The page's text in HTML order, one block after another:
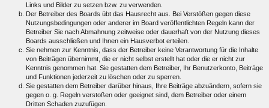
Links und Bilder zu setzen bzw. zu verwenden.
Der Betreiber des Boards übt das Hausrecht aus. Bei Verstößen gegen diese
Nutzungsbedingungen oder anderer im Board veröffentlichten Regeln kann der
Betreiber Sie nach Abmahnung zeitweise oder dauerhaft von der Nutzung dieses
Boards ausschließen und Ihnen ein Hausverbot erteilen.
Sie nehmen zur Kenntnis, dass der Betreiber keine Verantwortung für die Inhalte
von Beiträgen übernimmt, die er nicht selbst erstellt hat oder die er nicht zur
Kenntnis genommen hat. Sie gestatten dem Betreiber, Ihr Benutzerkonto, Beiträge
und Funktionen jederzeit zu löschen oder zu sperren.
Sie gestatten dem Betreiber darüber hinaus, Ihre Beiträge abzuändern, sofern sie
gegen o. g. Regeln verstoßen oder geeignet sind, dem Betreiber oder einem
Dritten Schaden zuzufügen.